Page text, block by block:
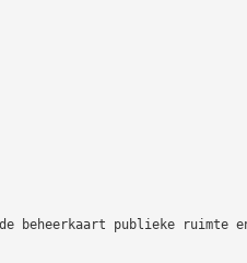
beheerkaart publieke ruimte